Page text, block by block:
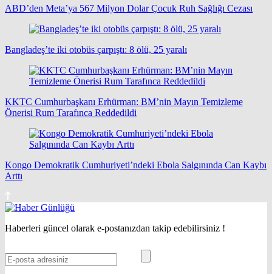
ABD’den Meta’ya 567 Milyon Dolar Çocuk Ruh Sağlığı Cezası
Bangladeş’te iki otobüs çarpıştı: 8 ölü, 25 yaralı
KKTC Cumhurbaşkanı Erhürman: BM’nin Mayın Temizleme
Önerisi Rum Tarafınca Reddedildi
Kongo Demokratik Cumhuriyeti’ndeki Ebola Salgınında Can Kaybı
Arttı
Haberleri güncel olarak e-postanızdan takip edebilirsiniz !